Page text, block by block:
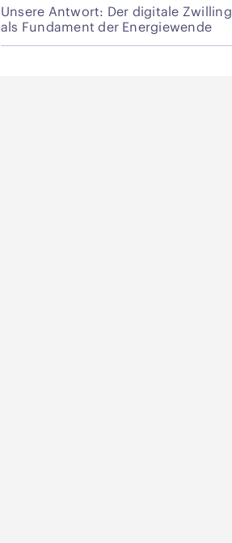
Unsere Antwort: Der digitale Zwilling
als Fundament der Energiewende